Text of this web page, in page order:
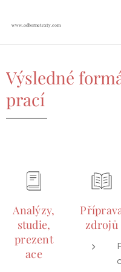
www.odbornetexty.com
Výsledné
prací
Analýzy,
studie,
prezent
ace
zdrojů